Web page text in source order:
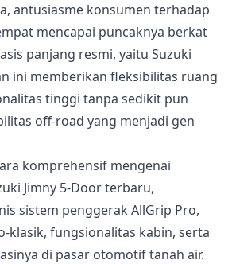
antusiasme konsumen terhadap
mencapai puncaknya berkat
panjang resmi, yaitu Suzuki
ini memberikan fleksibilitas ruang
tinggi tanpa sedikit pun
off-road yang menjadi gen
komprehensif mengenai
Jimny 5-Door terbaru,
sistem penggerak AllGrip Pro,
klasik, fungsionalitas kabin, serta
di pasar otomotif tanah air.